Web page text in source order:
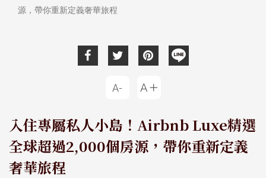
源，帶你重新定義奢華旅程
入住專屬私人小島！Airbnb Luxe精選
全球超過2,000個房源，帶你重新定義
奢華旅程